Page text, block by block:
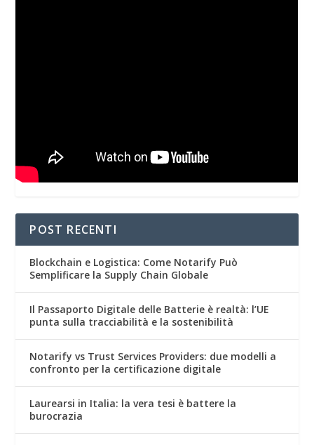
POST RECENTI
Blockchain e Logistica: Come Notarify Può
Semplificare la Supply Chain Globale
Il Passaporto Digitale delle Batterie è realtà: l’UE
punta sulla tracciabilità e la sostenibilità
Notarify vs Trust Services Providers: due modelli a
confronto per la certificazione digitale
Laurearsi in Italia: la vera tesi è battere la
burocrazia